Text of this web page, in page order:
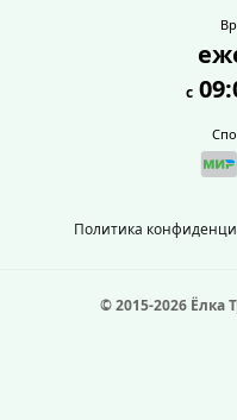
Политика
с
© 2015-2026 Ёлка